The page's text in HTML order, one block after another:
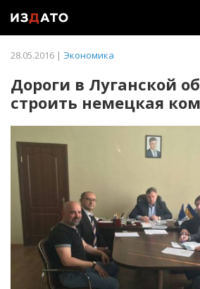
28.05.2016 | Экономика
Дороги в Луганской
строить немецкая